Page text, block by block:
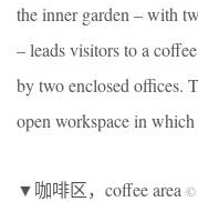
the inner garden – with
– leads visitors to a
by two enclosed offices.
open workspace in
▼咖啡区，coffee area ©